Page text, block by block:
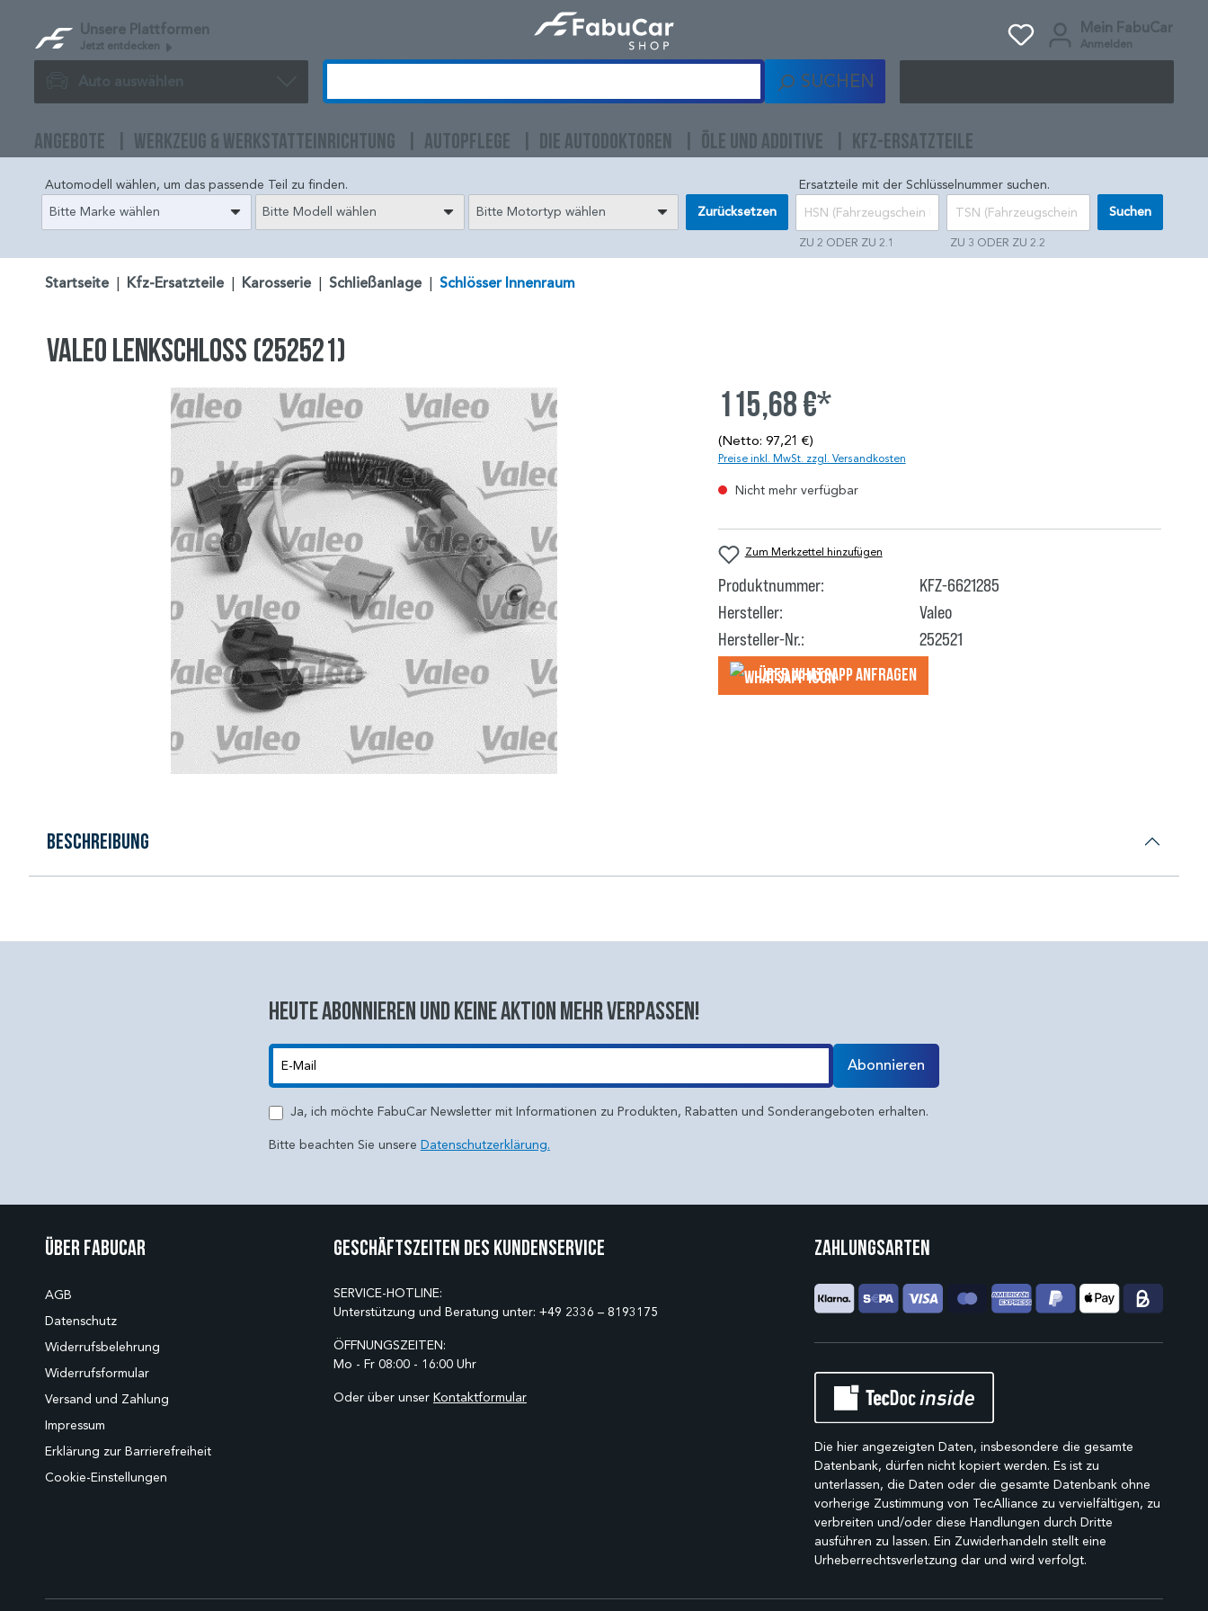
Unsere Plattformen
Jetzt entdecken
Mein FabuCar
Anmelden
Auto auswählen SUCHEN
ANGEBOTE WERKZEUG & WERKSTATTEINRICHTUNG AUTOPFLEGE DIE AUTODOKTOREN ÖLE UND ADDITIVE KFZ-ERSATZTEILE
Automodell wählen, um das passende Teil zu finden.
Bitte Marke wählen
Bitte Modell wählen Bitte Motortyp wählen Zurücksetzen
Ersatzteile mit der Schlüsselnummer suchen.
ZU 2 ODER ZU 2.1 ZU 3 ODER ZU 2.2
Suchen
Startseite Kfz-Ersatzteile Karosserie Schließanlage Schlösser Innenraum
VALEO Lenkschloss (252521)
115,68 €*
(Netto: 97,21 €)
Preise inkl. MwSt. zzgl. Versandkosten
Nicht mehr verfügbar
Zum Merkzettel hinzufügen
Produktnummer:
KFZ-6621285
Hersteller:
Valeo
Hersteller-Nr.:
252521
Über WhatsApp anfragеn
Beschreibung
Heute abonnieren und keine aktion mehr verpassen!
Abonnieren
Ja, ich möchte FabuCar Newsletter mit Informationen zu Produkten, Rabatten und Sonderangeboten erhalten.
Bitte beachten Sie unsere Datenschutzerklärung.
Über Fabucar
AGB
Datenschutz
Widerrufsbelehrung
Widerrufsformular
Versand und Zahlung
Impressum
Erklärung zur Barrierefreiheit
Cookie-Einstellungen
Geschäftszeiten des Kundenservice
SERVICE-HOTLINE:
Unterstützung und Beratung unter: +49 2336 – 8193175
ÖFFNUNGSZEITEN:
Mo - Fr 08:00 - 16:00 Uhr
Oder über unser Kontaktformular
Zahlungsarten
Die hier angezeigten Daten, insbesondere die gesamte
Datenbank, dürfen nicht kopiert werden. Es ist zu
unterlassen, die Daten oder die gesamte Datenbank ohne
vorherige Zustimmung von TecAlliance zu vervielfältigen, zu
verbreiten und/oder diese Handlungen durch Dritte
ausführen zu lassen. Ein Zuwiderhandeln stellt eine
Urheberrechtsverletzung dar und wird verfolgt.